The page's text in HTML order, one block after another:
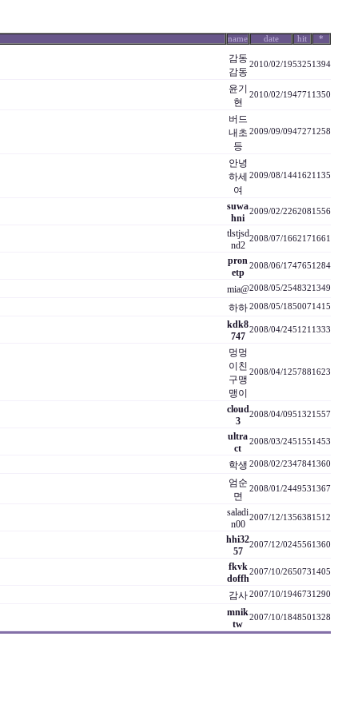
name date hit *
감동
감동
2010/02/1953251394
윤기
현
2010/02/194771 1350
버드
내초
등
2009/09/0947271258
안녕
하세
여
2009/08/1441621135
suwa
hni
2009/02/2262081556
tlstjsd
nd2
2008/07/1662171661
pron
etp
2008/06/1747651284
mia@2008/05/2548321349
하하 2008/05/1850071415
kdk8
747
2008/04/245121 1333
멍멍
이친
구맹
맹이
2008/04/1257881623
cloud
3
2008/04/0951321557
ultra
ct
2008/03/2451551453
학생 2008/02/2347841360
엄순
면
2008/01/2449531367
saladi
n00
2007/12/1356381512
hhi32
57
2007/12/0245561360
fkvk
doffh
2007/10/2650731405
감사 2007/10/1946731290
mnik
tw
2007/10/1848501328